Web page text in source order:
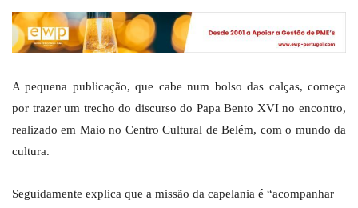
A pequena publicação, que cabe num bolso das calças, começa
por trazer um trecho do discurso do Papa Bento XVI no encontro,
realizado em Maio no Centro Cultural de Belém, com o mundo da
cultura.
Seguidamente explica que a missão da capelania é “acompanhar